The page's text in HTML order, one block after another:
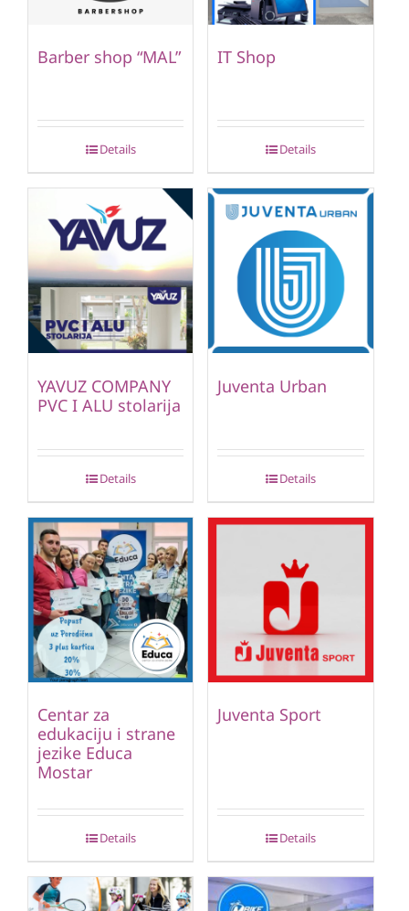
Barber shop “MAL”
Details
IT Shop
Details
YAVUZ COMPANY
PVC I ALU stolarija
Details
Juventa Urban
Details
Centar za
edukaciju i strane
jezike Educa
Mostar
Details
Juventa Sport
Details